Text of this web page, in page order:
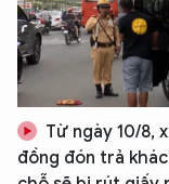
Từ ngày 10/8,
đồng đón trả
XIN
TÔI
Hãy hỏi
An Ninh